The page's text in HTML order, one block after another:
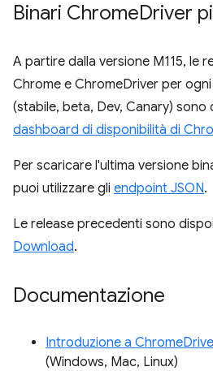
Binari ChromeDriver
A partire dalla versione M115, le
Chrome e ChromeDriver per
(stabile, beta, Dev, Canary) sono
dashboard di disponibilità di
Per scaricare l'ultima versione
puoi utilizzare gli endpoint JSON.
Le release precedenti sono
Download.
Documentazione
Introduzione a
(Windows, Mac, Linux)